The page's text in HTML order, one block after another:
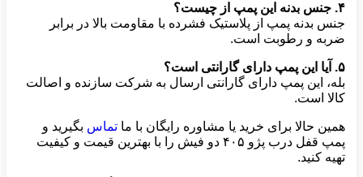
۴. جنس بدنه این پمپ از چیست؟
جنس بدنه پمپ از پلاستیک فشرده با مقاومت بالا در برابر
ضربه و رطوبت است.
۵. آیا این پمپ دارای گارانتی است؟
بله، این پمپ دارای گارانتی ارسال به شرکت سازنده و اصالت
کالا است.
همین حالا برای خرید یا مشاوره رایگان با ما تماس بگیرید و
پمپ قفل درب پژو ۴۰۵ دو فیش را با بهترین قیمت و کیفیت
تهیه کنید.